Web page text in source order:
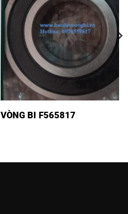
VÒNG BI F565817